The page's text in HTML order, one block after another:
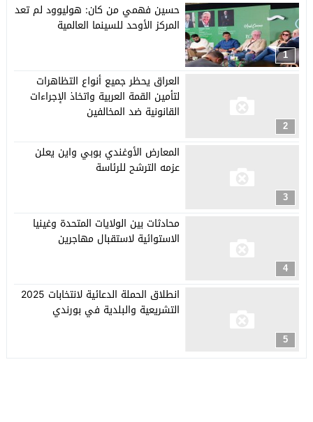
1
حسين فهمي من كان: هوليوود لم تعد
المركز الأوحد للسينما العالمية
2
العراق يحظر جميع أنواع التظاهرات
لتأمين القمة العربية واتخاذ الإجراءات
القانونية ضد المخالفين
3
المعارض الأوغندي بوبي واين يعلن
عزمه الترشح للرئاسة
4
محادثات بين الولايات المتحدة وغينيا
الاستوائية لاستقبال مهاجرين
5
انطلاق الحملة الدعائية لانتخابات 2025
التشريعية والبلدية في بورندي